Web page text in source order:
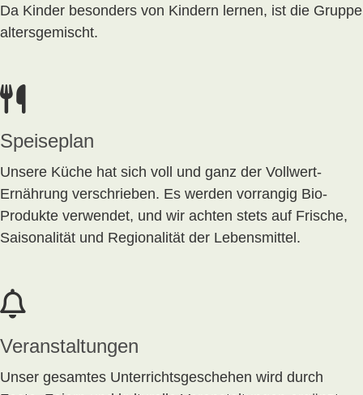
Da Kinder besonders von Kindern lernen, ist die Gruppe
altersgemischt.
Speiseplan
Unsere Küche hat sich voll und ganz der Vollwert-
Ernährung verschrieben. Es werden vorrangig Bio-
Produkte verwendet, und wir achten stets auf Frische,
Saisonalität und Regionalität der Lebensmittel.
Veranstaltungen
Unser gesamtes Unterrichtsgeschehen wird durch